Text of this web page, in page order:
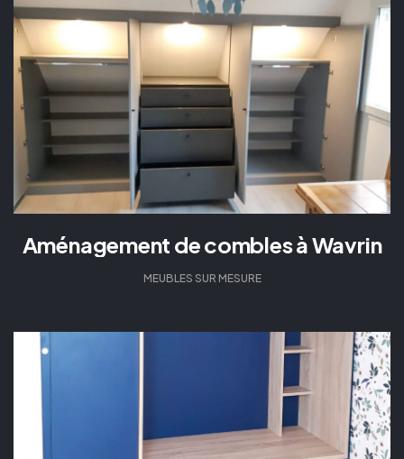
Aménagement de combles à Wavrin
MEUBLES SUR MESURE